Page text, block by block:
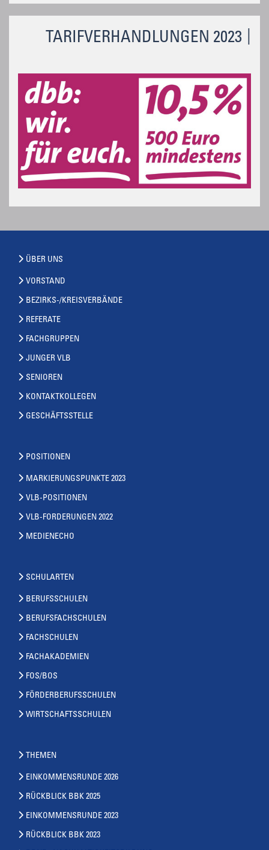
TARIFVERHANDLUNGEN 2023
ÜBER UNS
VORSTAND
BEZIRKS-/KREISVERBÄNDE
REFERATE
FACHGRUPPEN
JUNGER VLB
SENIOREN
KONTAKTKOLLEGEN
GESCHÄFTSSTELLE
POSITIONEN
MARKIERUNGSPUNKTE 2023
VLB-POSITIONEN
VLB-FORDERUNGEN 2022
MEDIENECHO
SCHULARTEN
BERUFSSCHULEN
BERUFSFACHSCHULEN
FACHSCHULEN
FACHAKADEMIEN
FOS/BOS
FÖRDERBERUFSSCHULEN
WIRTSCHAFTSSCHULEN
THEMEN
EINKOMMENSRUNDE 2026
RÜCKBLICK BBK 2025
EINKOMMENSRUNDE 2023
RÜCKBLICK BBK 2023